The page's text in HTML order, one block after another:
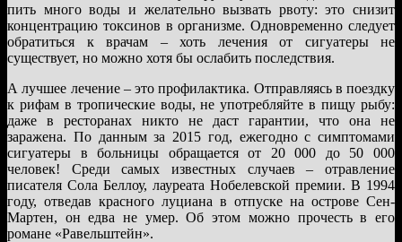
пить много воды и желательно вызвать рвоту: это снизит
концентрацию токсинов в организме. Одновременно следует
обратиться к врачам – хоть лечения от сигуатеры не
существует, но можно хотя бы ослабить последствия.
А лучшее лечение – это профилактика. Отправляясь в поездку
к рифам в тропические воды, не употребляйте в пищу рыбу:
даже в ресторанах никто не даст гарантии, что она не
заражена. По данным за 2015 год, ежегодно с симптомами
сигуатеры в больницы обращается от 20 000 до 50 000
человек! Среди самых известных случаев – отравление
писателя Сола Беллоу, лауреата Нобелевской премии. В 1994
году, отведав красного луциана в отпуске на острове Сен-
Мартен, он едва не умер. Об этом можно прочесть в его
романе «Равельштейн».